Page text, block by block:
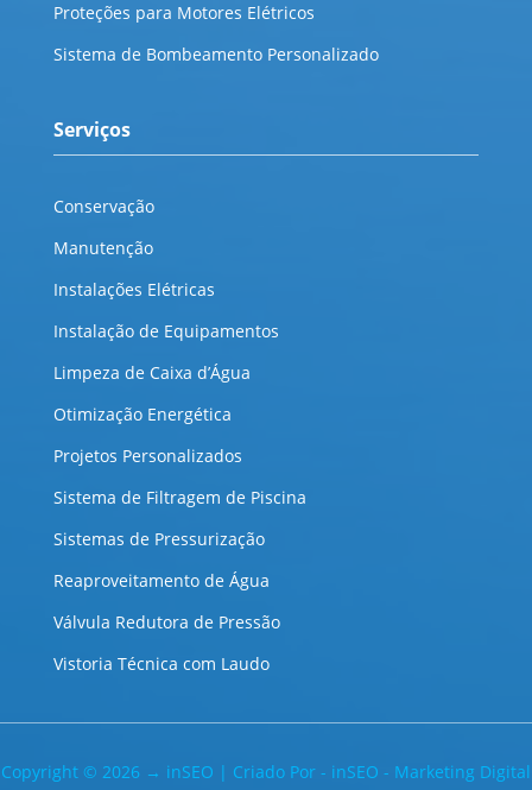
Proteções para Motores Elétricos
Sistema de Bombeamento Personalizado
Serviços
Conservação
Manutenção
Instalações Elétricas
Instalação de Equipamentos
Limpeza de Caixa d’Água
Otimização Energética
Projetos Personalizados
Sistema de Filtragem de Piscina
Sistemas de Pressurização
Reaproveitamento de Água
Válvula Redutora de Pressão
Vistoria Técnica com Laudo
Copyright © 2026 → inSEO | Criado Por - inSEO - Marketing Digital